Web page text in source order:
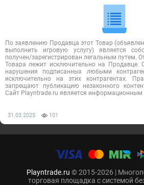
По заявлению Продавца этот Товар
выполнить игровую услугу) является
получен/зарегистрирован легальным путем.
Товара лежит исключительно на Продавце.
нарушения подписанных любыми
исключительно на этих контрагентах.
запрещают публикацию незаконного
Сайт Playntrade.ru является информационным
31.03.2025 101
Playntrade.ru © 2015-2026 |
торговая площадка с системой